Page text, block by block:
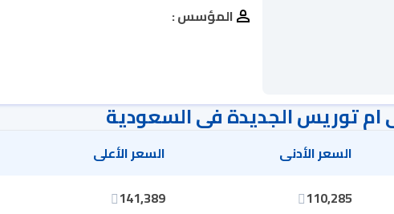
المؤسس :
توريس الجديدة في السعودية
السعر الأدنى السعر الأعلى
110,285
141,389